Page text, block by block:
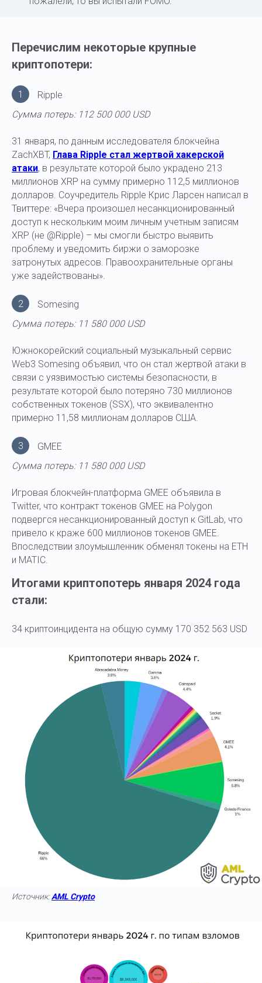
Перечислим некоторые крупные
криптопотери:
1
Ripple
Сумма потерь: 112 500 000 USD
31 января, по данным исследователя блокчейна
ZachXBT, Глава Ripple стал жертвой хакерской
атаки, в результате которой было украдено 213
миллионов XRP на сумму примерно 112,5 миллионов
долларов. Соучредитель Ripple Крис Ларсен написал в
Твиттере: «Вчера произошел несанкционированный
доступ к нескольким моим личным учетным записям
XRP (не @Ripple) – мы смогли быстро выявить
проблему и уведомить биржи о заморозке
затронутых адресов. Правоохранительные органы
уже задействованы».
2
Somesing
Сумма потерь: 11 580 000 USD
Южнокорейский социальный музыкальный сервис
Web3 Somesing объявил, что он стал жертвой атаки в
связи с уязвимостью системы безопасности, в
результате которой было потеряно 730 миллионов
собственных токенов (SSX), что эквивалентно
примерно 11,58 миллионам долларов США.
3
GMEE
Сумма потерь: 11 580 000 USD
Игровая блокчейн-платформа GMEE объявила в
Twitter, что контракт токенов GMEE на Polygon
подвергся несанкционированный доступ к GitLab, что
привело к краже 600 миллионов токенов GMEE.
Впоследствии злоумышленник обменял токены на ETH
и MATIC.
Итогами криптопотерь января 2024 года
стали:
34 криптоинцидента на общую сумму 170 352 563 USD
Источник:AML Crypto